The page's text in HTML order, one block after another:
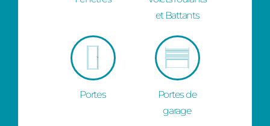
et Battants
Portes
Portes de
garage